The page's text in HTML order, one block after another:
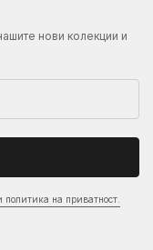
нови колекции и
политика на приватност.